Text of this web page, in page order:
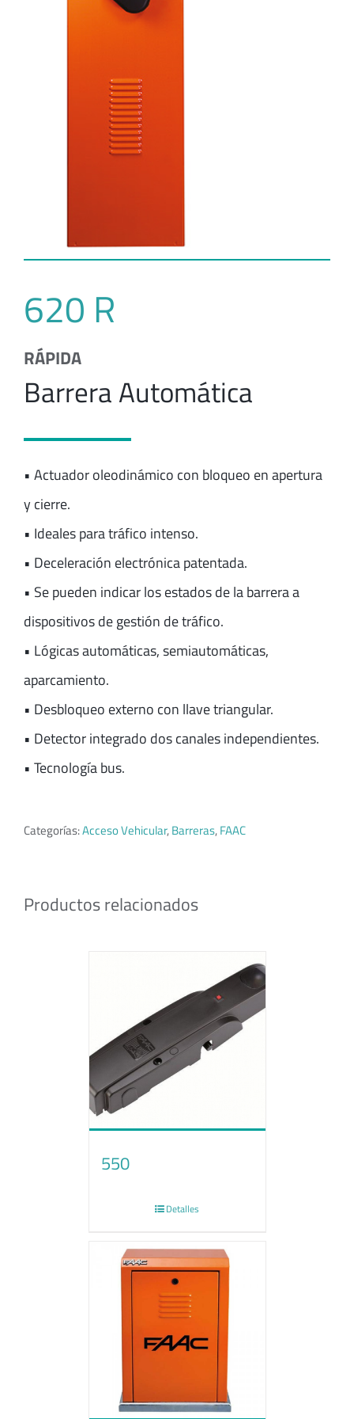
620 R
RÁPIDA
Barrera Automática
• Actuador oleodinámico con bloqueo en apertura
y cierre.
• Ideales para tráfico intenso.
• Deceleración electrónica patentada.
• Se pueden indicar los estados de la barrera a
dispositivos de gestión de tráfico.
• Lógicas automáticas, semiautomáticas,
aparcamiento.
• Desbloqueo externo con llave triangular.
• Detector integrado dos canales independientes.
• Tecnología bus.
Categorías:Acceso Vehicular,Barreras,FAAC
Productos relacionados
550
Detalles